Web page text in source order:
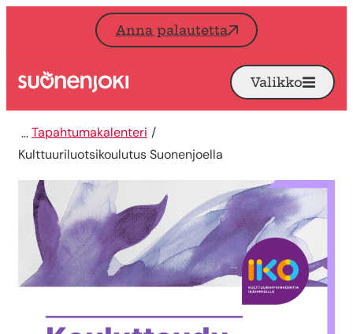
Siirry sisältöön
Anna palautetta
Etusivu Avaa
Valikko
Tapahtumakalenteri
Kulttuuriluotsikoulutus Suonenjoella